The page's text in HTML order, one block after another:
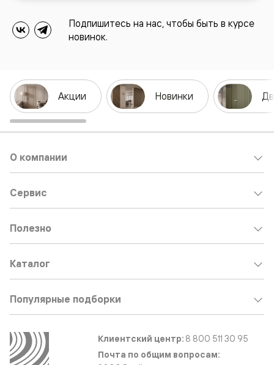
Подпишитесь на нас, чтобы быть в курсе
новинок.
Акции Новинки
О компании
Сервис
Полезно
Каталог
Популярные подборки
Клиентский центр: 8 800 511 30 95
Почта по общим вопросам: